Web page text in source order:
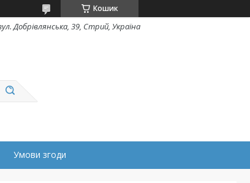
Кошик
Добрівлянська, 39, Стрий, Україна
Умови згоди